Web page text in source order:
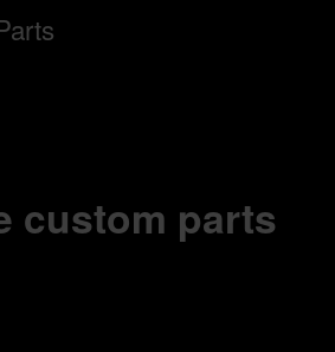
custom parts